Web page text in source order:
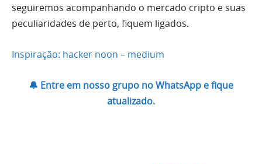
seguiremos acompanhando o mercado cripto e suas
peculiaridades de perto, fiquem ligados.
Inspiração: hacker noon – medium
🔔 Entre em nosso grupo no WhatsApp e fique
atualizado.